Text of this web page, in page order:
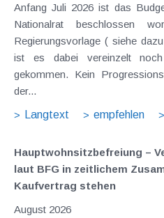
Anfang Juli 2026 ist das
Nationalrat beschlossen
Regierungsvorlage ( siehe
ist es dabei vereinzelt
gekommen. Kein Progressionsvorbehalt bei der Erhöhung
der...
Langtext
empfehlen
Hauptwohnsitz​­befreiung –
laut BFG in zeitlichem
Kaufvertrag stehen
August 2026